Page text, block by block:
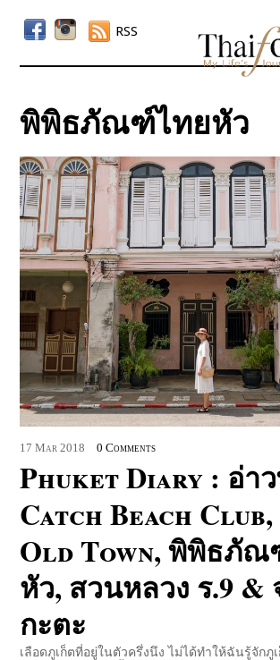
RSS
พิพิธภัณฑ์ไทยหัว
17 Mar 2018 0 Comments
Phuket Diary : อ่า
Catch Beach
Old Town, พิพิธภัณ
หัว, สวนหลวง ร.9 &
กะตะ
เลือดภูเก็ตที่อยู่ในตัวครึ่งนึง ไม่ได้ทำให้ฉันรู้จักภู